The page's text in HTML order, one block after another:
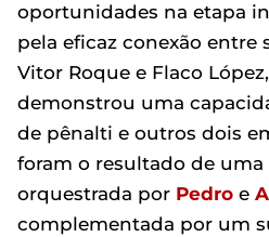
oportunidades na etapa
pela eficaz conexão entre
Vitor Roque e Flaco
demonstrou uma
de pênalti e outros dois
foram o resultado de
orquestrada por Pedro e
complementada por um